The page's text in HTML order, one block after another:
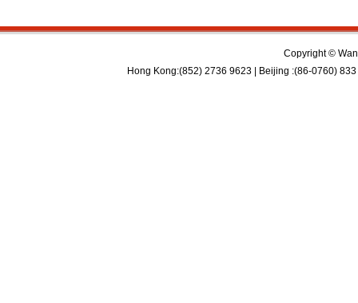
Copyright ©
Hong Kong:(852) 2736 9623 | Beijing :(86-0760)